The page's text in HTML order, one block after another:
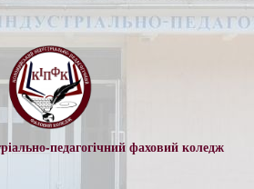
педагогічний фаховий коледж